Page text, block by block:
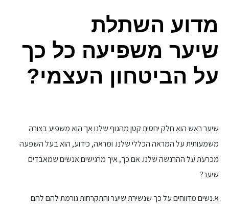
מדוע השתלת
שיער משפיעה כל כך
על הביטחון העצמי?
שיער ראש הוא חלק יחסית קטן מהגוף שלנו אך הוא משפיע בצורה
משמעותית על המראה הכללי שלנו. ומראה, כידוע, הוא בעל השפעה
מכרעת על ההרגשה שלנו. אם כך, איך מרגישים אנשים שמאבדים
שיער?
א.נשים מדווחים על כך שנשירת שיער והתקרחות גורמת להם להם